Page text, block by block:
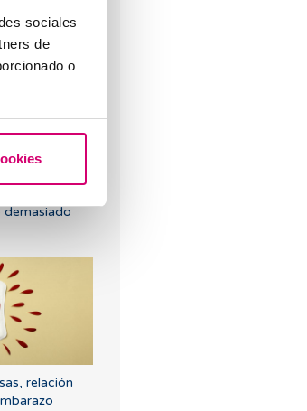
sociales
de
o
test de
demasiado
relación